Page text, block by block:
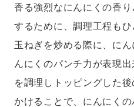
香る強烈なにんにくの香
するために、調理工程もひ
玉ねぎを炒める際に、に
んにくのパンチ力が表現
を調理しトッピングした
かけることで、にんにく